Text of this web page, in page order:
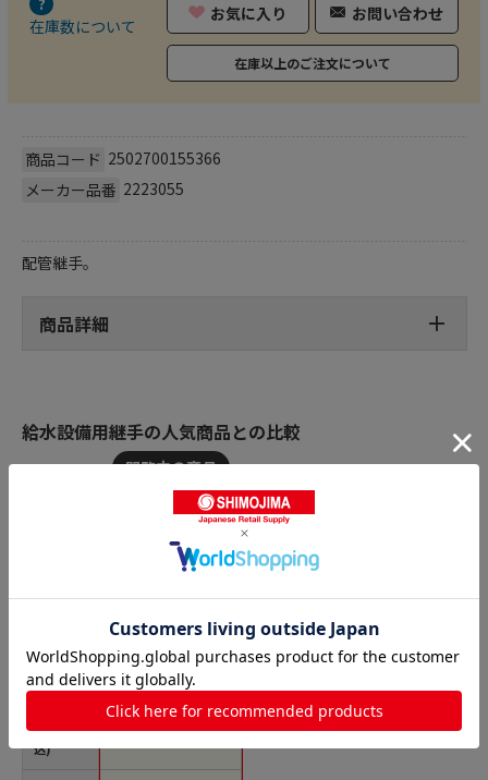
在庫数について
お気に入り お問い合わせ
在庫以上のご注文について
商品コード 2502700155366
メーカー品番 2223055
配管継手。
商品詳細
給水設備用継手の人気商品との比較
商品名
価格(税
込)
カクダイ 2223055 61
28-20 砲金ニップル #
6128-20 1個（ご注文
単位1個）【直送品】
￥1,681